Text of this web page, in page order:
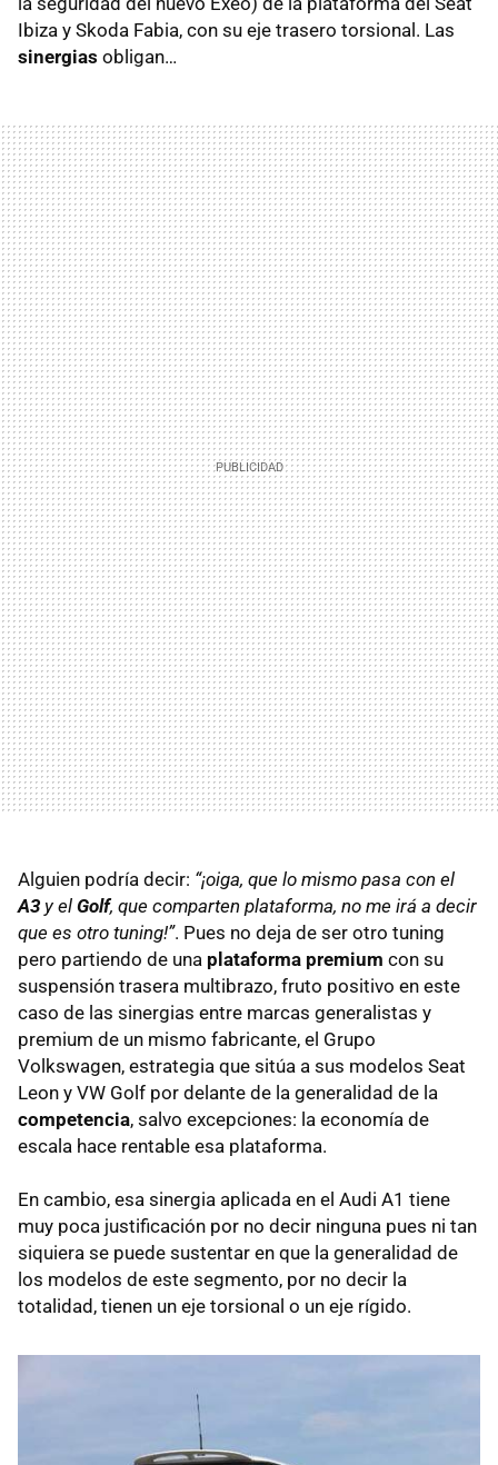
Ibiza y Skoda Fabia, con su eje trasero torsional. Las
sinergias obligan…
Alguien podría decir: “¡oiga, que lo mismo pasa con el
A3 y el Golf, que comparten plataforma, no me irá a decir
que es otro tuning!”. Pues no deja de ser otro tuning
pero partiendo de una plataforma premium con su
suspensión trasera multibrazo, fruto positivo en este
caso de las sinergias entre marcas generalistas y
premium de un mismo fabricante, el Grupo
Volkswagen, estrategia que sitúa a sus modelos Seat
Leon y VW Golf por delante de la generalidad de la
competencia, salvo excepciones: la economía de
escala hace rentable esa plataforma.
En cambio, esa sinergia aplicada en el Audi A1 tiene
muy poca justificación por no decir ninguna pues ni tan
siquiera se puede sustentar en que la generalidad de
los modelos de este segmento, por no decir la
totalidad, tienen un eje torsional o un eje rígido.